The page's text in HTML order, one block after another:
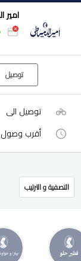
امير
توصيل
توصيل الى
أقرب وصول
التصفية و الترتيب